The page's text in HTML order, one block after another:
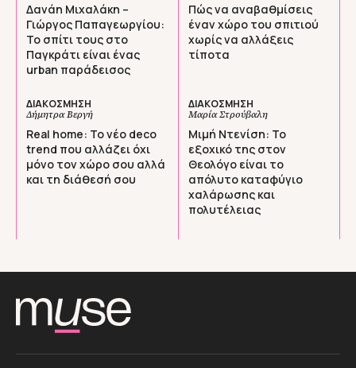
Δανάη Μιχαλάκη –
Γιώργος Παπαγεωργίου:
Το σπίτι τους στο
Παγκράτι είναι ένας
urban παράδεισος
Πώς να αναβαθμίσεις
έναν χώρο του σπιτιού
χωρίς να αλλάξεις
τίποτα
ΔΙΑΚΟΣΜΗΣΗ
Δήμητρα Βεργή
Real home: Το νέο deco
trend που αλλάζει όχι
μόνο τον χώρο σου αλλά
και τη διάθεσή σου
ΔΙΑΚΟΣΜΗΣΗ
Μαρία Στρούβαλη
Μιμή Ντενίση: Το
εξοχικό της στον
Θεολόγο είναι το
απόλυτο καταφύγιο
χαλάρωσης και
πολυτέλειας